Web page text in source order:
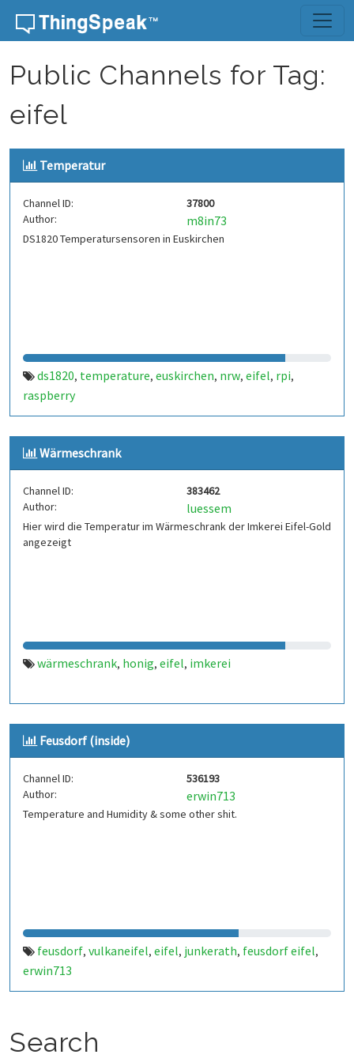
Skip to content
Public Channels for Tag:
eifel
Temperatur
Channel ID:
37800
Author:
m8in73
DS1820 Temperatursensoren in Euskirchen
ds1820, temperature, euskirchen, nrw, eifel, rpi,
raspberry
Wärmeschrank
Channel ID:
383462
Author:
luessem
Hier wird die Temperatur im Wärmeschrank der Imkerei Eifel-Gold
angezeigt
wärmeschrank, honig, eifel, imkerei
Feusdorf (inside)
Channel ID:
536193
Author:
erwin713
Temperature and Humidity & some other shit.
feusdorf, vulkaneifel, eifel, junkerath, feusdorf eifel,
erwin713
Search